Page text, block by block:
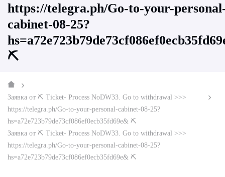
https://telegra.ph/Go-to-your-
cabinet-08-25?
⛏
Заявка от ⛏ Ticket- Process NoDW33. Go to withdrawal >>>
https://telegra.ph/Go-to-your-personal-cabinet-08-25?
hs=a72e723b79de73cf086ef0ecb35fd69e& ⛏
Заявка от ⛏ Ticket- Process NoDW33. Go to withdrawal >>>
https://telegra.ph/Go-to-your-personal-cabinet-08-25?
hs=a72e723b79de73cf086ef0ecb35fd69e& ⛏